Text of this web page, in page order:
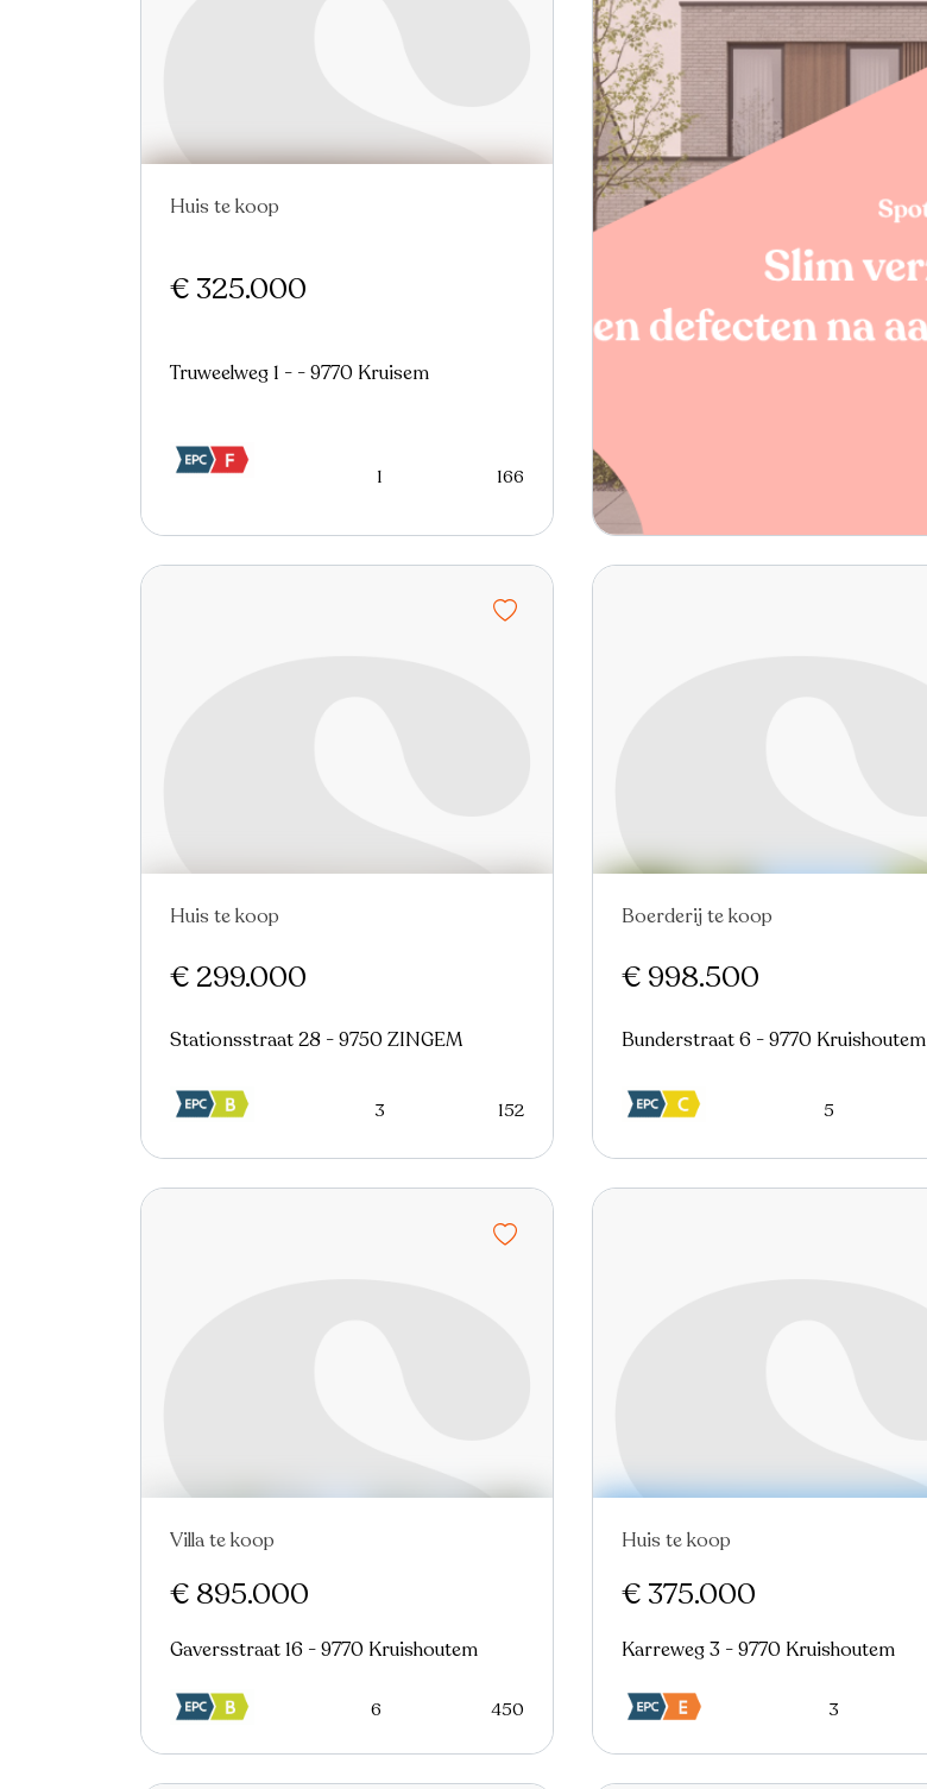
Huis te koop
€ 325.000
Truweelweg 1 - - 9770 Kruisem
1 166
Nieuw
Huis te koop
€ 299.000
Stationsstraat 28 - 9750 ZINGEM
3 152
Nieuw
Boerderij te koop
€ 998.500
Bunderstraat 6 - 9770 Kruishoutem
5
Villa te koop
€ 895.000
Gaversstraat 16 - 9770 Kruishoutem
6 450
In optie
Huis te koop
€ 375.000
Karreweg 3 - 9770 Kruishoutem
3